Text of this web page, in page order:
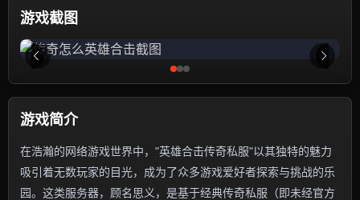
游戏截图
游戏简介
在浩瀚的网络游戏世界中，"英雄合击传奇私服"以其独特的魅力
吸引着无数玩家的目光，成为了众多游戏爱好者探索与挑战的乐
园。这类服务器，顾名思义，是基于经典传奇私服（即未经官方